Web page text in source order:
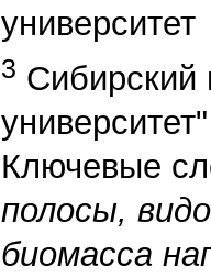
университет
3 Сибирский
университет"
Ключевые
полосы,
биомасса